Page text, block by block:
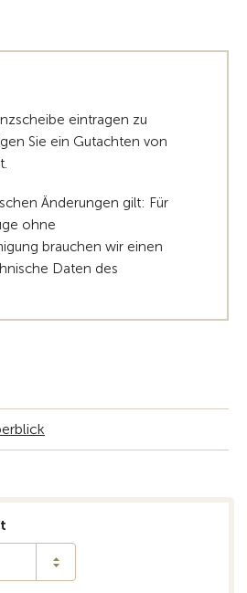
eintragen zu
Sie ein Gutachten von
Änderungen gilt: Für
ohne
brauchen wir einen
Daten des